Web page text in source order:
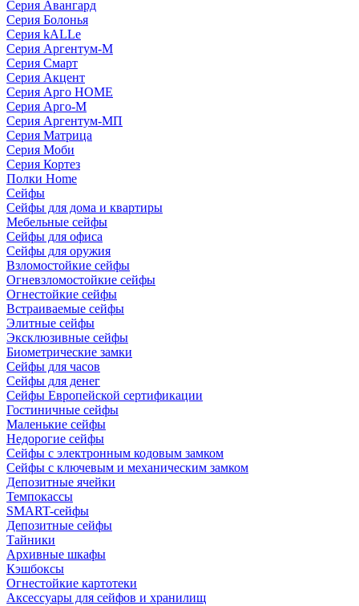
Серия Авангард
Серия Болонья
Серия kALLe
Серия Аргентум-М
Серия Смарт
Серия Акцент
Серия Арго HOME
Серия Арго-М
Серия Аргентум-МП
Серия Матрица
Серия Моби
Серия Кортез
Полки Home
Сейфы
Сейфы для дома и квартиры
Мебельные сейфы
Сейфы для офиса
Сейфы для оружия
Взломостойкие сейфы
Огневзломостойкие сейфы
Огнестойкие сейфы
Встраиваемые сейфы
Элитные сейфы
Эксклюзивные сейфы
Биометрические замки
Сейфы для часов
Сейфы для денег
Сейфы Европейской сертификации
Гостиничные сейфы
Маленькие сейфы
Недорогие сейфы
Сейфы с электронным кодовым замком
Сейфы с ключевым и механическим замком
Депозитные ячейки
Темпокассы
SMART-сейфы
Депозитные сейфы
Тайники
Архивные шкафы
Кэшбоксы
Огнестойкие картотеки
Аксессуары для сейфов и хранилищ